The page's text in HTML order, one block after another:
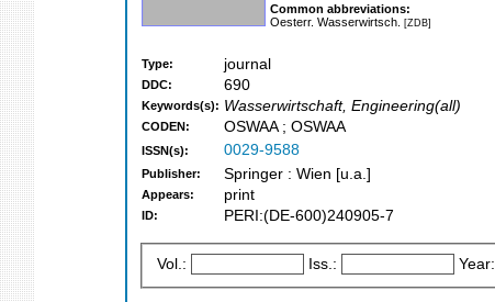
Common abbreviations:
Oesterr. Wasserwirtsch. [ZDB]
Type: journal
DDC: 690
Keywords(s): Wasserwirtschaft, Engineering(all)
CODEN: OSWAA ; OSWAA
ISSN(s): 0029-9588
Publisher: Springer : Wien [u.a.]
Appears: print
ID: PERI:(DE-600)240905-7
Vol.: Iss.: Year: